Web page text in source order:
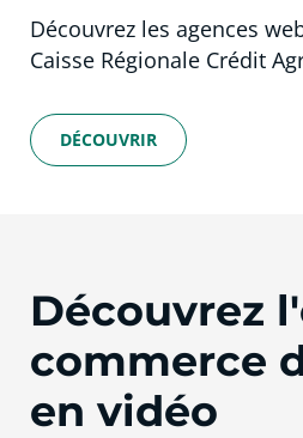
Découvrez les agences
Caisse Régionale Crédit
DÉCOUVRIR
Découvrez
commerce
en vidéo